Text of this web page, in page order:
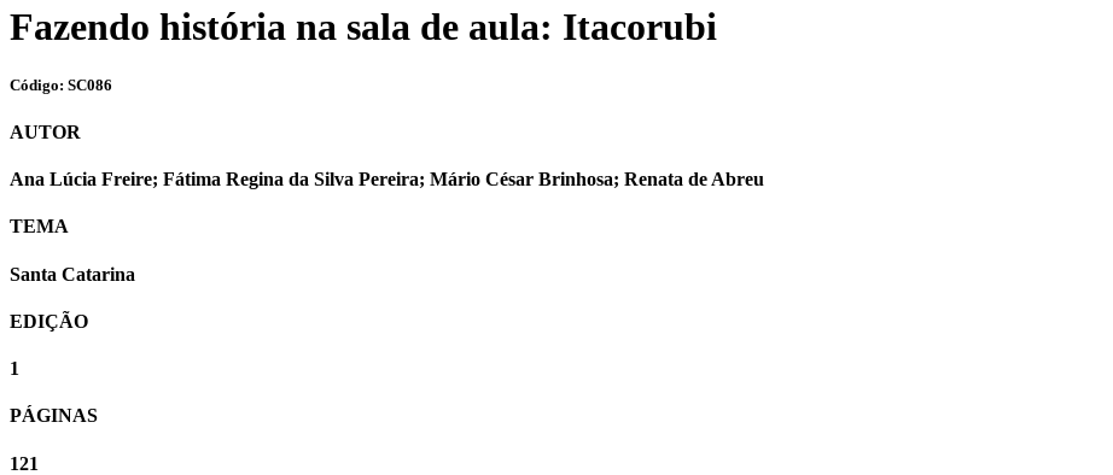
Fazendo história na sala de aula: Itacorubi
Código: SC086
AUTOR
Ana Lúcia Freire; Fátima Regina da Silva Pereira; Mário César Brinhosa; Renata de Abreu
TEMA
Santa Catarina
EDIÇÃO
1
PÁGINAS
121